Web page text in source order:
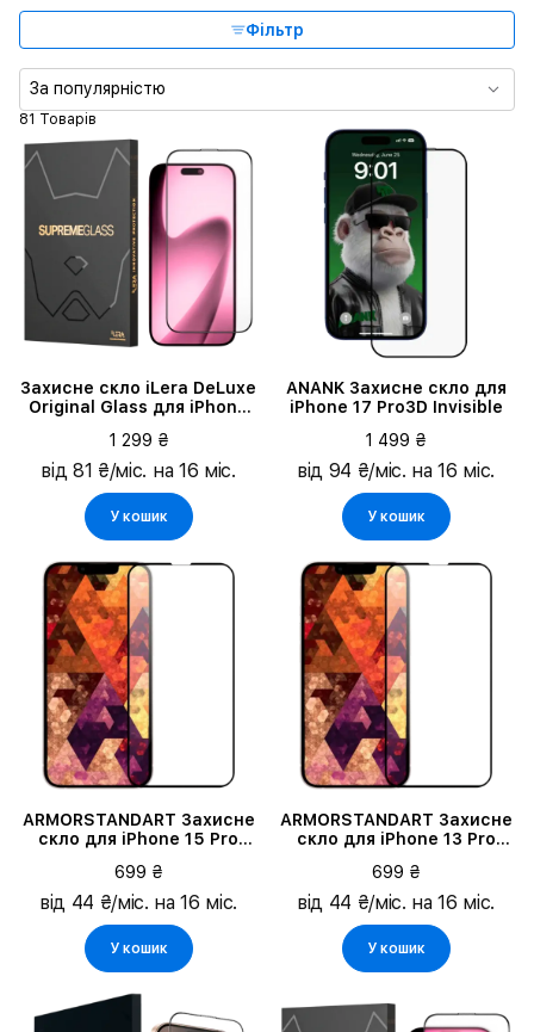
Фільтр
Сумісні моделі
81 Товарів
За популярністю
Захисне скло iLera DeLuxe
Original Glass для iPhone
1 299 ₴
від 81 ₴/міс. на 16 міс.
У кошик
ANANK Захисне скло для
iPhone 17 Pro3D Invisible
1 499 ₴
від 94 ₴/міс. на 16 міс.
У кошик
ARMORSTANDART Захисне
скло для iPhone 15 Pro
699 ₴
від 44 ₴/міс. на 16 міс.
У кошик
ARMORSTANDART Захисне
скло для iPhone 13 Pro
699 ₴
від 44 ₴/міс. на 16 міс.
У кошик